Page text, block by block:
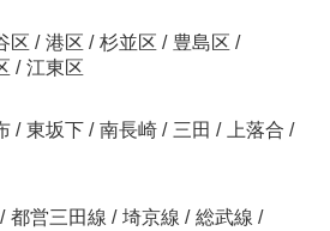
区 / 港区 / 杉並区 / 豊島区 /
/ 江東区
/ 東坂下 / 南長崎 / 三田 / 上落合 /
/ 都営三田線 / 埼京線 / 総武線 /